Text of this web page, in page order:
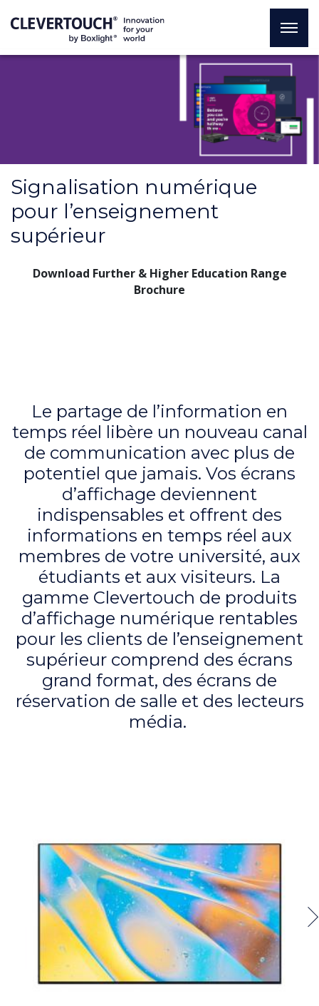
Signalisation numérique
pour l’enseignement
supérieur
Download Further & Higher Education Range
Brochure
Le partage de l’information en
temps réel libère un nouveau canal
de communication avec plus de
potentiel que jamais. Vos écrans
d’affichage deviennent
indispensables et offrent des
informations en temps réel aux
membres de votre université, aux
étudiants et aux visiteurs. La
gamme Clevertouch de produits
d’affichage numérique rentables
pour les clients de l’enseignement
supérieur comprend des écrans
grand format, des écrans de
réservation de salle et des lecteurs
média.